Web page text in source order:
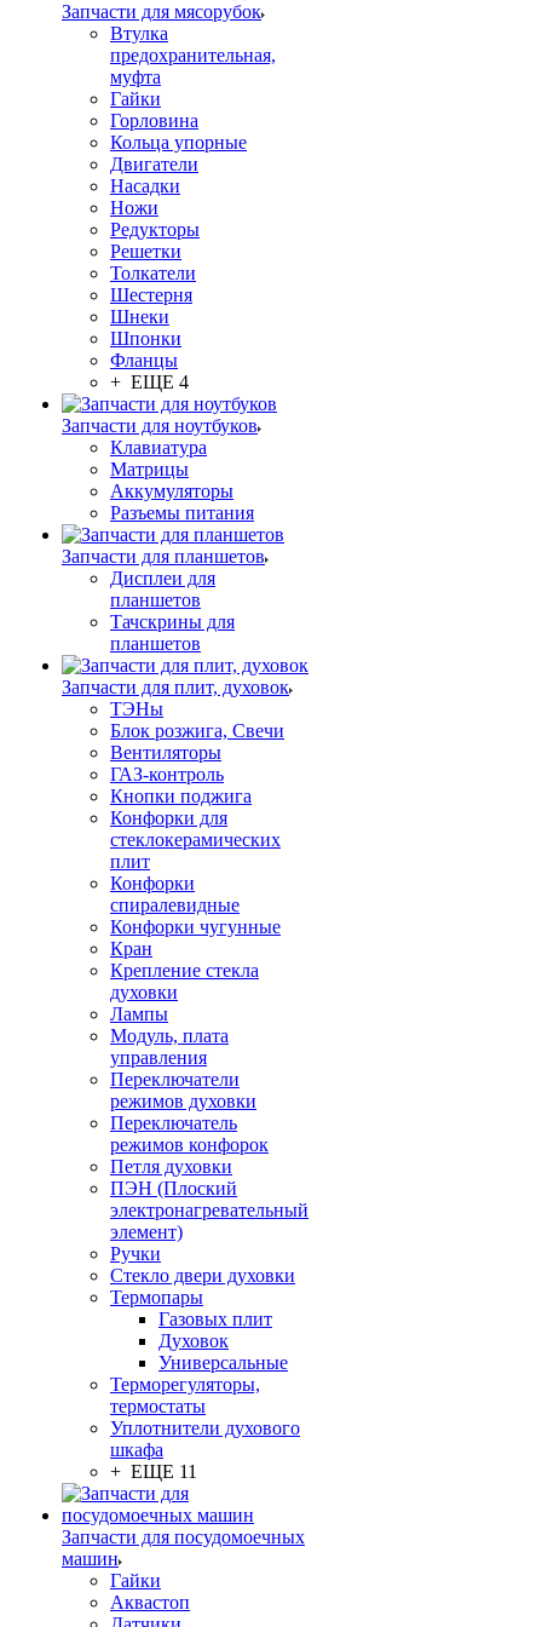
Запчасти для мясорубок
Втулка
предохранительная,
муфта
Гайки
Горловина
Кольца упорные
Двигатели
Насадки
Ножи
Редукторы
Решетки
Толкатели
Шестерня
Шнеки
Шпонки
Фланцы
+ ЕЩЕ 4
Запчасти для ноутбуков
Клавиатура
Матрицы
Аккумуляторы
Разъемы питания
Запчасти для планшетов
Дисплеи для
планшетов
Тачскрины для
планшетов
Запчасти для плит, духовок
ТЭНы
Блок розжига, Свечи
Вентиляторы
ГАЗ-контроль
Кнопки поджига
Конфорки для
стеклокерамических
плит
Конфорки
спиралевидные
Конфорки чугунные
Кран
Крепление стекла
духовки
Лампы
Модуль, плата
управления
Переключатели
режимов духовки
Переключатель
режимов конфорок
Петля духовки
ПЭН (Плоский
электронагревательный
элемент)
Ручки
Стекло двери духовки
Термопары
Газовых плит
Духовок
Универсальные
Терморегуляторы,
термостаты
Уплотнители духового
шкафа
+ ЕЩЕ 11
Запчасти для посудомоечных
машин
Гайки
Аквастоп